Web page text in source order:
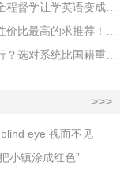
【2026英语怎么学？】不用靠意志力硬撑，全程督学让学英语变成日常习惯
【吐血整理】2026年在线外教一对一平台，性价比最高的求推荐！哪家效果好？
2026重庆成人英语外教避坑指南：菲教真不行？选对系统比国籍重要100倍！
>>>
eye 视而不见
小镇涂成红色”